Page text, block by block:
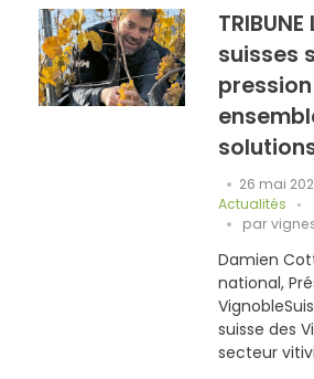
TRIBUNE
suisses
26 mai
Actualités
par
Damien
national,
suisse des
secteur